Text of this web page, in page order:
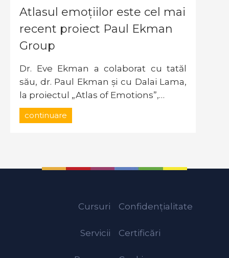
Atlasul emoțiilor este cel mai
recent proiect Paul Ekman
Group
Dr. Eve Ekman a colaborat cu tatăl
său, dr. Paul Ekman și cu Dalai Lama,
la proiectul „Atlas of Emotions”,…
continuare
Cursuri
Servicii
Confidențialitate
Certificări